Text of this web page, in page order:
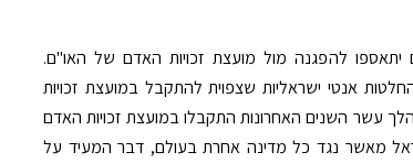
להפגנה מול מועצת זכויות האדם של האו"ם.
אנטי ישראליות שצפוית להתקבל במועצת זכויות
עשר השנים האחרונות התקבלו במועצת זכויות האדם
מאשר נגד כל מדינה אחרת בעולם, דבר המעיד על